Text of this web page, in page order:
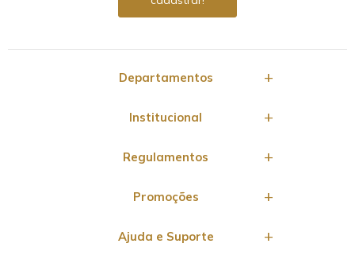
Departamentos
Institucional
Regulamentos
Promoções
Ajuda e Suporte